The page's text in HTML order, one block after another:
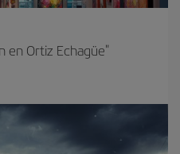
en Ortiz Echagüe"